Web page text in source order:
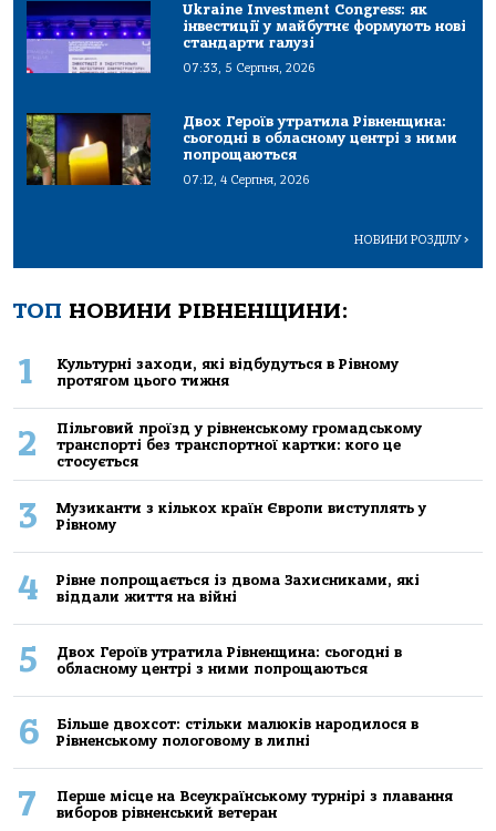
Ukraine Investment Congress: як
інвестиції у майбутнє формують нові
стандарти галузі
07:33, 5 Серпня, 2026
Двох Героїв утратила Рівненщина:
сьогодні в обласному центрі з ними
попрощаються
07:12, 4 Серпня, 2026
НОВИНИ РОЗДІЛУ>
ТОП НОВИНИ РІВНЕНЩИНИ:
1
Культурні заходи, які відбудуться в Рівному
протягом цього тижня
2
Пільговий проїзд у рівненському громадському
транспорті без транспортної картки: кого це
стосується
3
Музиканти з кількох країн Європи виступлять у
Рівному
4
Рівне попрощається із двома Захисниками, які
віддали життя на війні
5
Двох Героїв утратила Рівненщина: сьогодні в
обласному центрі з ними попрощаються
6
Більше двохсот: стільки малюків народилося в
Рівненському пологовому в липні
7
Перше місце на Всеукраїнському турнірі з плавання
виборов рівненський ветеран